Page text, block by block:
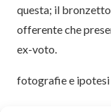
questa; il
offerente che
ex-voto.
fotografie e ipotesi